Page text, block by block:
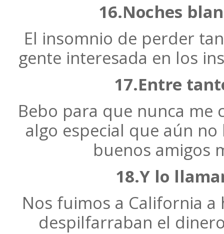
16.Noches
El insomnio de perder
gente interesada en los
17.Entre
Bebo para que nunca me
algo especial que aún
buenos amigos
18.Y lo
Nos fuimos a California
despilfarraban el